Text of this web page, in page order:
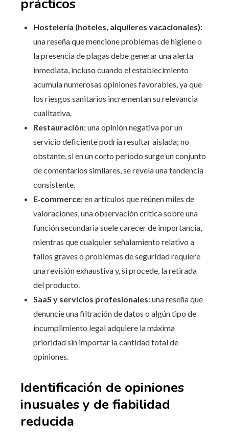
prácticos
Hostelería (hoteles, alquileres vacacionales):
una reseña que mencione problemas de higiene o
la presencia de plagas debe generar una alerta
inmediata, incluso cuando el establecimiento
acumula numerosas opiniones favorables, ya que
los riesgos sanitarios incrementan su relevancia
cualitativa.
Restauración: una opinión negativa por un
servicio deficiente podría resultar aislada; no
obstante, si en un corto periodo surge un conjunto
de comentarios similares, se revela una tendencia
consistente.
E‑commerce: en artículos que reúnen miles de
valoraciones, una observación crítica sobre una
función secundaria suele carecer de importancia,
mientras que cualquier señalamiento relativo a
fallos graves o problemas de seguridad requiere
una revisión exhaustiva y, si procede, la retirada
del producto.
SaaS y servicios profesionales: una reseña que
denuncie una filtración de datos o algún tipo de
incumplimiento legal adquiere la máxima
prioridad sin importar la cantidad total de
opiniones.
Identificación de opiniones
inusuales y de fiabilidad
reducida